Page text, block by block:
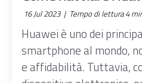
16 Jul 2023 | Tempo di lettura 4
Huawei è uno dei
smartphone al mondo,
e affidabilità. Tuttavia,